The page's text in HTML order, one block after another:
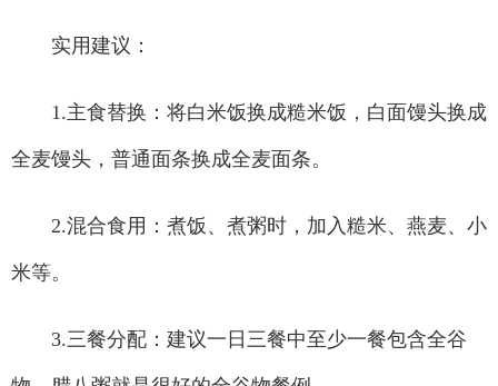
实用建议：
1.主食替换：将白米饭换成糙米饭，白面馒头换成
全麦馒头，普通面条换成全麦面条。
2.混合食用：煮饭、煮粥时，加入糙米、燕麦、小
米等。
3.三餐分配：建议一日三餐中至少一餐包含全谷